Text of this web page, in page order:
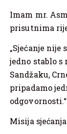
Imam mr.
prisutnima
„Sjećanje nije
jedno stablo s
Sandžaku,
pripadamo
odgovornosti.“
Misija